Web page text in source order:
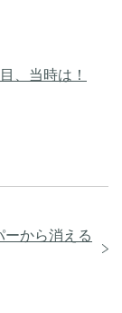
、当時は！
から消える